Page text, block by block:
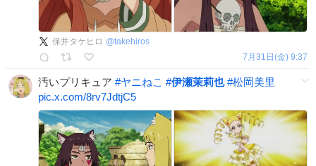
保井タケヒロ @takehiros
7月31日(金) 9:37
汚いプリキュア #ヤニねこ #伊瀬茉莉也 #松岡美里
pic.x.com/8rv7JdtjC5